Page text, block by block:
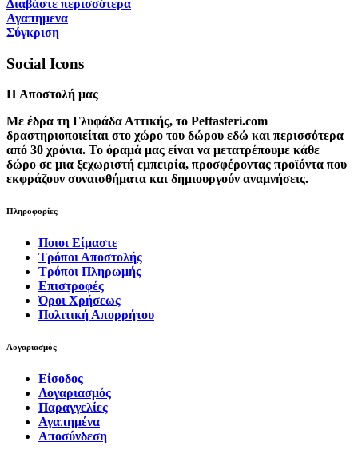
Διαβάστε περισσότερα
Αγαπημενα
Σύγκριση
Social Icons
H Αποστολή μας
Με έδρα τη Γλυφάδα Αττικής, το Peftasteri.com
δραστηριοποιείται στο χώρο του δώρου εδώ και περισσότερα
από 30 χρόνια. Το όραμά μας είναι να μετατρέπουμε κάθε
δώρο σε μια ξεχωριστή εμπειρία, προσφέροντας προϊόντα που
εκφράζουν συναισθήματα και δημιουργούν αναμνήσεις.
Πληροφορίες
Ποιοι Είμαστε
Τρόποι Αποστολής
Τρόποι Πληρωμής
Επιστροφές
Όροι Χρήσεως
Πολιτική Απορρήτου
Λογαριασμός
Είσοδος
Λογαριασμός
Παραγγελίες
Αγαπημένα
Αποσύνδεση